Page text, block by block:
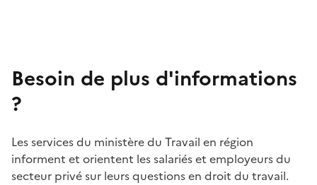
Besoin de plus d'informations
?
Les services du ministère du Travail en région
informent et orientent les salariés et employeurs du
secteur privé sur leurs questions en droit du travail.